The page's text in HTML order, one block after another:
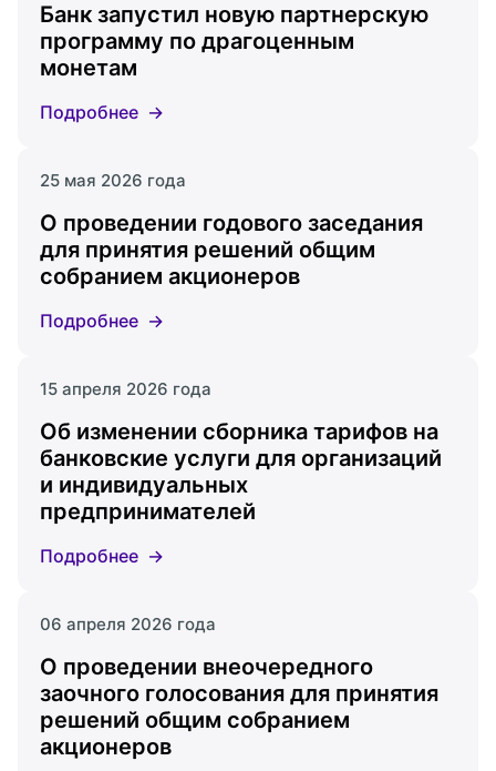
Банк запустил новую партнерскую
программу по драгоценным
монетам
Подробнее
25 мая 2026 года
О проведении годового заседания
для принятия решений общим
собранием акционеров
Подробнее
15 апреля 2026 года
Об изменении сборника тарифов на
банковские услуги для организаций
и индивидуальных
предпринимателей
Подробнее
06 апреля 2026 года
О проведении внеочередного
заочного голосования для принятия
решений общим собранием
акционеров